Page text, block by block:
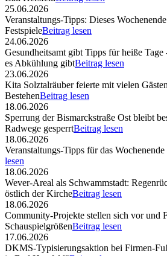
25.06.2026
Veranstaltungs-Tipps: Dieses
FestspieleBeitrag lesen
24.06.2026
Gesundheitsamt gibt Tipps für heiße
es Abkühlung gibtBeitrag lesen
23.06.2026
Kita Solztalräuber feierte mit vielen
BestehenBeitrag lesen
18.06.2026
Sperrung der Bismarckstraße Ost bleibt
Radwege gesperrtBeitrag lesen
18.06.2026
Veranstaltungs-Tipps für das
lesen
18.06.2026
Wever-Areal als Schwammstadt:
östlich der KircheBeitrag lesen
18.06.2026
Community-Projekte stellen sich vor und
SchauspielgrößenBeitrag lesen
17.06.2026
DKMS-Typisierungsaktion bei Firmen-